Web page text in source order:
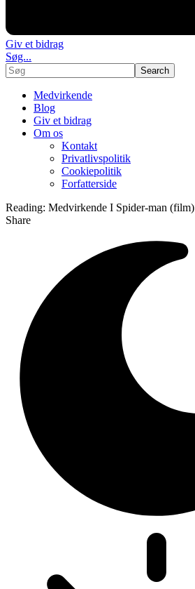
Giv et bidrag
Søg...
Medvirkende
Blog
Giv et bidrag
Om os
Kontakt
Privatlivspolitik
Cookiepolitik
Forfatterside
Reading: Medvirkende I Spider-man (film)
Share